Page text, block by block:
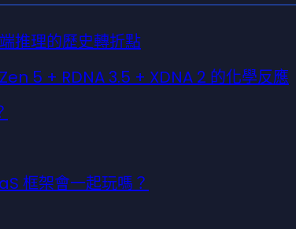
推理的歷史轉折點
5 + RDNA 3.5 + XDNA 2 的化學反應
框架會一起玩嗎？